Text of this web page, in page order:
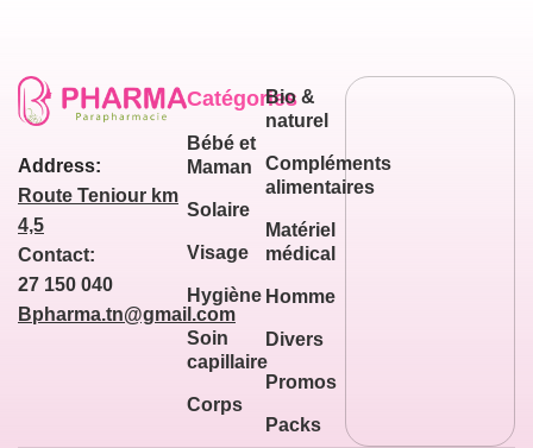
Address:
Route Teniour km
4,5
Contact:
27 150 040
Bpharma.tn@gmail.com
Catégories
Bébé et
Maman
Solaire
Visage
Hygiène
Soin
capillaire
Corps
Bio &
naturel
Compléments
alimentaires
Matériel
médical
Homme
Divers
Promos
Packs